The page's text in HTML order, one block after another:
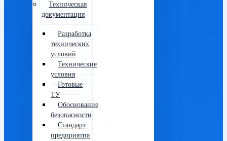
Техническая
документация
Разработка
технических
условий
Технические
условия
Готовые
ТУ
Обоснование
безопасности
Стандарт
предприятия